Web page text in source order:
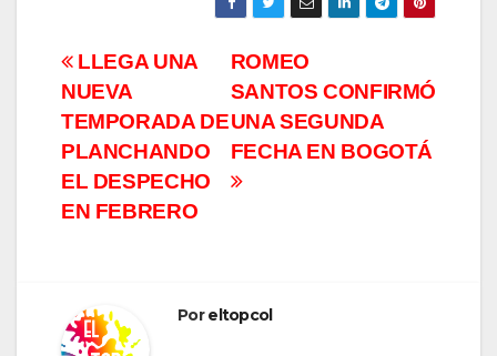
Navegación
de
entradas
ROMEO
SANTOS CONFIRMÓ
UNA SEGUNDA
FECHA EN BOGOTÁ
LLEGA UNA
NUEVA
TEMPORADA DE
PLANCHANDO
EL DESPECHO
EN FEBRERO
Poreltopcol